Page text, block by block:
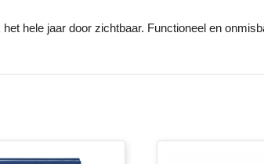
hele jaar door zichtbaar. Functioneel en